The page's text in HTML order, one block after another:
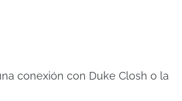
conexión con Duke Closh o la